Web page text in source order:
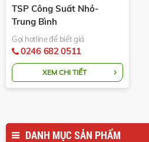
TSP Công Suất Nhỏ-
Trung Bình
Gọi hotline để biết giá
0246 682 0511
XEM CHI TIẾT
DANH MỤC SẢN PHẨM